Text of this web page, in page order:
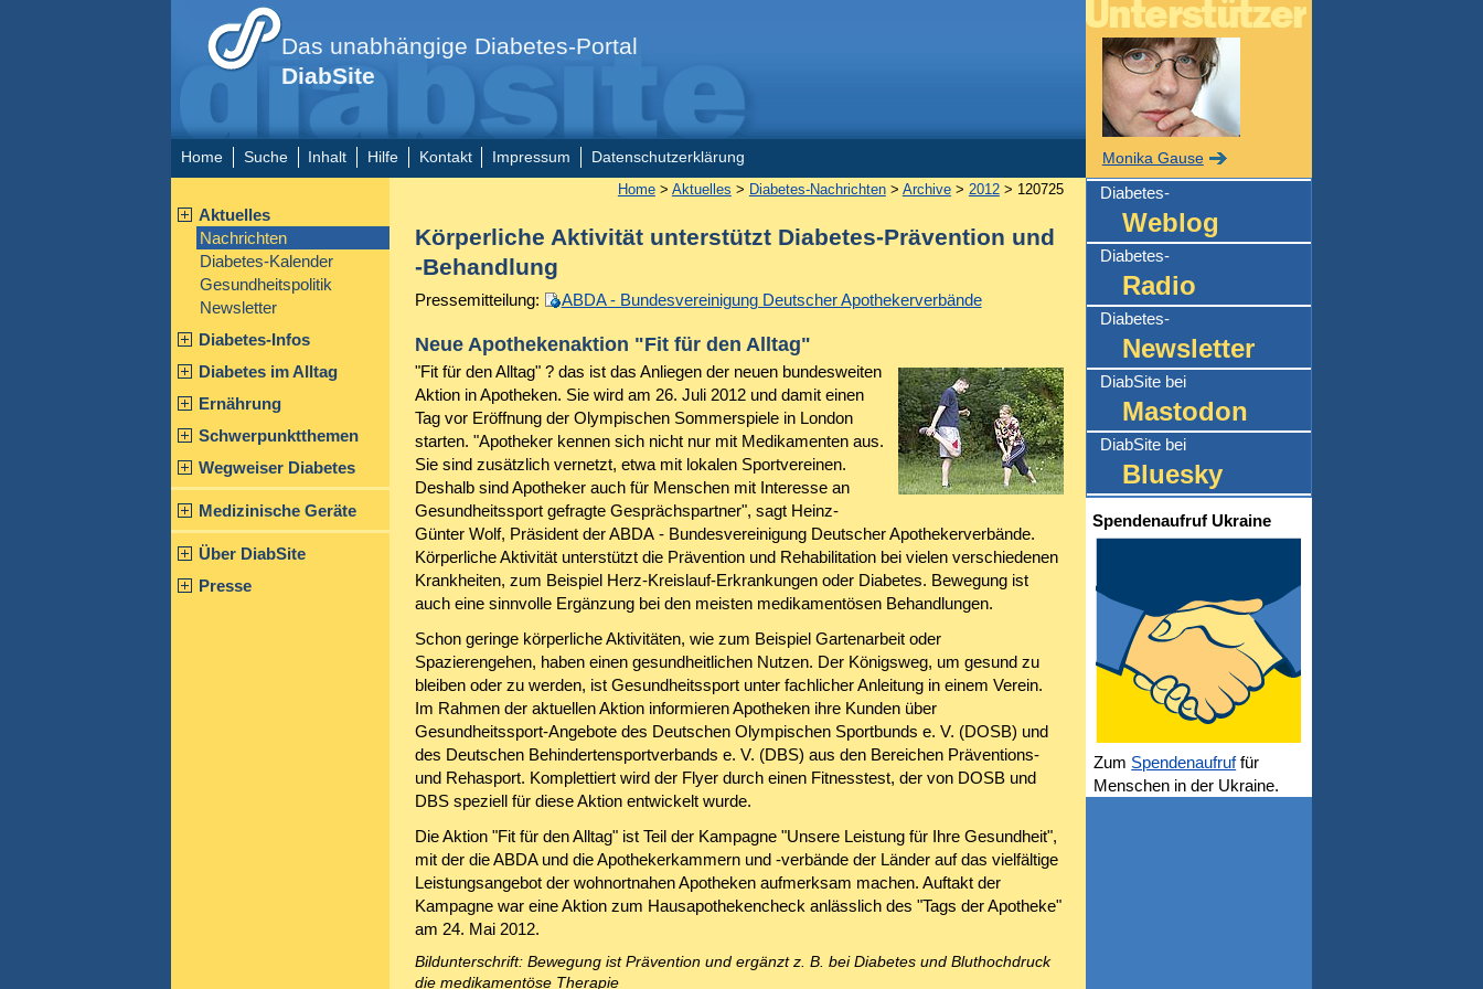
Das unabhängige Diabetes-Portal
DiabSite
Home Suche Inhalt Hilfe Kontakt Impressum Datenschutzerklärung
Aktuelles
Nachrichten
Diabetes-Kalender
Gesundheitspolitik
Newsletter
Diabetes-Infos
Diabetes im Alltag
Ernährung
Schwerpunktthemen
Wegweiser Diabetes
Medizinische Geräte
Über DiabSite
Presse
Home> Aktuelles > Diabetes-Nachrichten> Archive> 2012> 120725
Körperliche Aktivität unterstützt Diabetes-Prävention und
-Behandlung
Pressemitteilung: ABDA - Bundesvereinigung Deutscher Apothekerverbände
Neue Apothekenaktion "Fit für den Alltag"
"Fit für den Alltag" ? das ist das Anliegen der neuen bundesweiten
Aktion in Apotheken. Sie wird am 26. Juli 2012 und damit einen
Tag vor Eröffnung der Olympischen Sommerspiele in London
starten. "Apotheker kennen sich nicht nur mit Medikamenten aus.
Sie sind zusätzlich vernetzt, etwa mit lokalen Sportvereinen.
Deshalb sind Apotheker auch für Menschen mit Interesse an
Gesundheitssport gefragte Gesprächspartner", sagt Heinz-
Günter Wolf, Präsident der ABDA - Bundesvereinigung Deutscher Apothekerverbände.
Körperliche Aktivität unterstützt die Prävention und Rehabilitation bei vielen verschiedenen
Krankheiten, zum Beispiel Herz-Kreislauf-Erkrankungen oder Diabetes. Bewegung ist
auch eine sinnvolle Ergänzung bei den meisten medikamentösen Behandlungen.
Schon geringe körperliche Aktivitäten, wie zum Beispiel Gartenarbeit oder
Spazierengehen, haben einen gesundheitlichen Nutzen. Der Königsweg, um gesund zu
bleiben oder zu werden, ist Gesundheitssport unter fachlicher Anleitung in einem Verein.
Im Rahmen der aktuellen Aktion informieren Apotheken ihre Kunden über
Gesundheitssport-Angebote des Deutschen Olympischen Sportbunds e. V. (DOSB) und
des Deutschen Behindertensportverbands e. V. (DBS) aus den Bereichen Präventions-
und Rehasport. Komplettiert wird der Flyer durch einen Fitnesstest, der von DOSB und
DBS speziell für diese Aktion entwickelt wurde.
Die Aktion "Fit für den Alltag" ist Teil der Kampagne "Unsere Leistung für Ihre Gesundheit",
mit der die ABDA und die Apothekerkammern und -verbände der Länder auf das vielfältige
Leistungsangebot der wohnortnahen Apotheken aufmerksam machen. Auftakt der
Kampagne war eine Aktion zum Hausapothekencheck anlässlich des "Tags der Apotheke"
am 24. Mai 2012.
Bildunterschrift: Bewegung ist Prävention und ergänzt z. B. bei Diabetes und Bluthochdruck
die medikamentöse Therapie
Monika Gause
Diabetes-
Weblog
Diabetes-
Radio
Diabetes-
Newsletter
DiabSite bei
Mastodon
DiabSite bei
Bluesky
Spendenaufruf Ukraine
Zum Spendenaufruffür
Menschen in der Ukraine.